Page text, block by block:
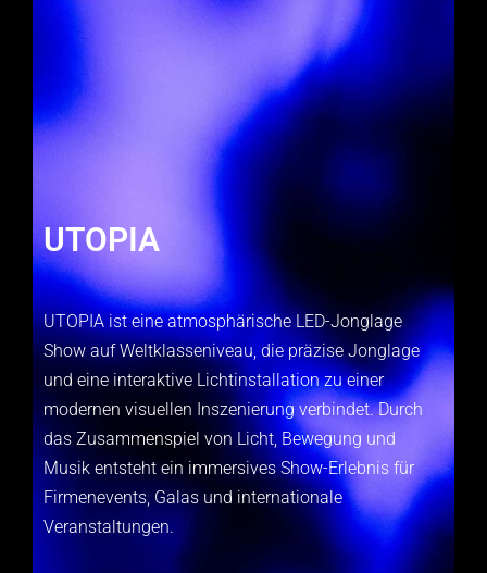
UTOPIA
UTOPIA ist eine atmosphärische LED-Jonglage
Show auf Weltklasseniveau, die präzise Jonglage
und eine interaktive Lichtinstallation zu einer
modernen visuellen Inszenierung verbindet. Durch
das Zusammenspiel von Licht, Bewegung und
Musik entsteht ein immersives Show-Erlebnis für
Firmenevents, Galas und internationale
Veranstaltungen.